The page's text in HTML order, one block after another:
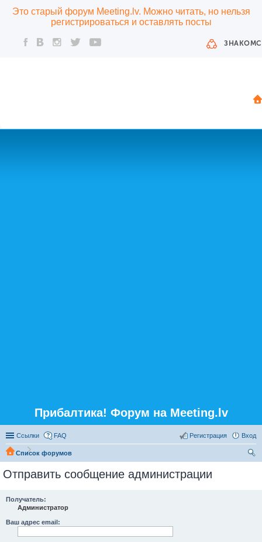
Это старый форум Meeting.lv. Можно читать, но нельзя
регистрироваться и оставлять посты
Прибалтика! Форум на Meeting.lv
Ссылки FAQ Вход
Регистрация
Список форумов
Отправить сообщение администрации
Получатель:
Администратор
Ваш адрес email: